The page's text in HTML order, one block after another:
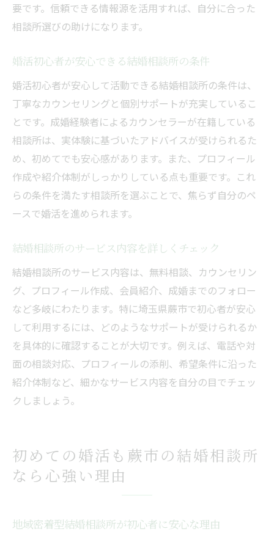
要です。信頼できる情報源を活用すれば、自分に合った
相談所選びの助けになります。
婚活初心者が安心できる結婚相談所の条件
婚活初心者が安心して活動できる結婚相談所の条件は、
丁寧なカウンセリングと個別サポートが充実しているこ
とです。成婚経験者によるカウンセラーが在籍している
相談所は、実体験に基づいたアドバイスが受けられるた
め、初めてでも安心感があります。また、プロフィール
作成や紹介体制がしっかりしている点も重要です。これ
らの条件を満たす相談所を選ぶことで、焦らず自分のペ
ースで婚活を進められます。
結婚相談所のサービス内容を詳しくチェック
結婚相談所のサービス内容は、無料相談、カウンセリン
グ、プロフィール作成、会員紹介、成婚までのフォロー
など多岐にわたります。特に埼玉県蕨市で初心者が安心
して利用するには、どのようなサポートが受けられるか
を具体的に確認することが大切です。例えば、電話や対
面の相談対応、プロフィールの添削、希望条件に沿った
紹介体制など、細かなサービス内容を自分の目でチェッ
クしましょう。
初めての婚活も蕨市の結婚相談所
なら心強い理由
地域密着型結婚相談所が初心者に安心な理由